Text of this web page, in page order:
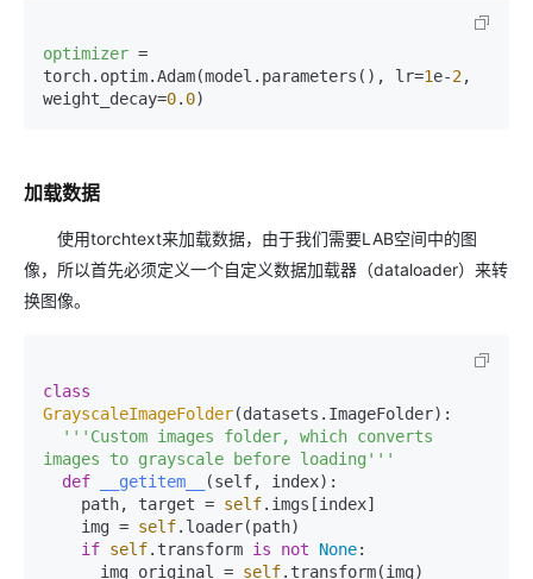
optimizer =
torch.optim.Adam(model.parameters(), lr=1e-2,
weight_decay=0. 0
加载数据
使用torchtext来加载数据，由于我们需要LAB空间中的图
像，所以首先必须定义一个自定义数据加载器（dataloader）来转
换图像。
class
GrayscaleImageFolder(datasets.ImageFolder):
'''Custom images folder, which converts
images to grayscale before loading'''
def
__getitem__ (self, index):
    path, target =
self.imgs[index]
    img =
self.loader(path)
if self.transform is not None:
      img_original =
self.transform(img)